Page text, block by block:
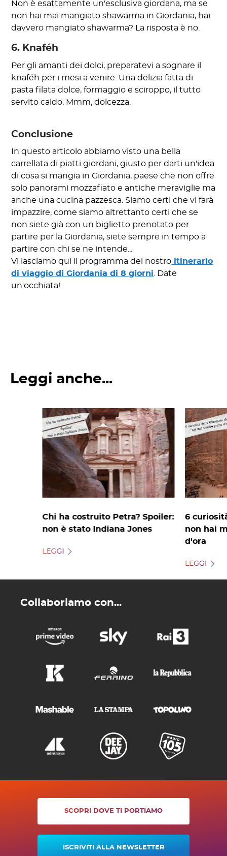
Non è esattamente un'esclusiva giordana, ma se
non hai mai mangiato shawarma in Giordania, hai
davvero mangiato shawarma? La risposta è no.
6. Knaféh
Per gli amanti dei dolci, preparatevi a sognare il
knaféh per i mesi a venire. Una delizia fatta di
pasta filata dolce, formaggio e sciroppo, il tutto
servito caldo. Mmm, dolcezza.
Conclusione
In questo articolo abbiamo visto una bella
carrellata di piatti giordani, giusto per darti un'idea
di cosa si mangia in Giordania, paese che non offre
solo panorami mozzafiato e antiche meraviglie ma
anche una cucina pazzesca. Siamo certi che vi farà
impazzire, come siamo altrettanto certi che se
non siete già con un biglietto prenotato per
partire per la Giordania, siete sempre in tempo a
partire con chi se ne intende...
Vi lasciamo qui il programma del nostro itinerario
di viaggio di Giordania di 8 giorni . Date
un'occhiata!
Leggi anche...
Chi ha costruito Petra? Spoiler:
non è stato Indiana Jones
LEGGI
6
non hai
d'ora
LEGGI
Collaboriamo con...
SCOPRI DOVE TI PORTIAMO
ISCRIVITI ALLA NEWSLETTER